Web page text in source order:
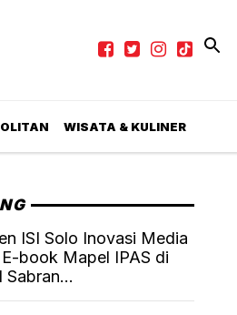
WISATA & KULINER
ISI Solo Inovasi Media
book Mapel IPAS di
Sabran...